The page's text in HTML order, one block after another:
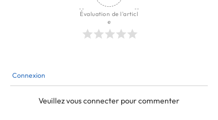
Évaluation de l'articl
e
Connexion
Veuillez vous connecter pour commenter